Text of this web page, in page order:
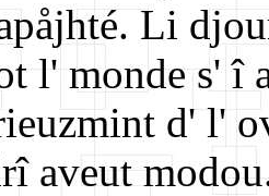
Li
l' monde s' î
d' l'
aveut